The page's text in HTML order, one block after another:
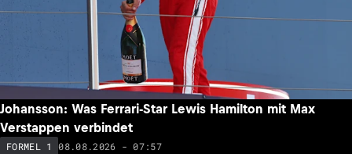
Johansson: Was Ferrari-Star Lewis Hamilton mit Max
Verstappen verbindet
FORMEL 1 08.08.2026 - 07:57